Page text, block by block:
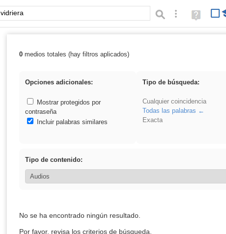
Palabra o frase: Búsqueda avanzada
Ayuda
(en
Resultados de: vidriera
0medios totales (hay filtros aplicados)
Opciones adicionales:
Mostrar protegidos por
contraseña
Incluir palabras similares
Tipo de búsqueda:
Cualquier coincidencia
Todas las palabras
Exacta
Tipo de contenido:
No se ha encontrado ningún resultado.
Por favor, revisa los criterios de búsqueda.